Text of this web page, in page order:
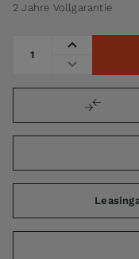
2 Jahre Vollgarantie